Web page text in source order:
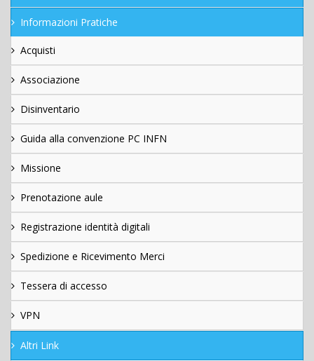
Informazioni Pratiche
Acquisti
Associazione
Disinventario
Guida alla convenzione PC INFN
Missione
Prenotazione aule
Registrazione identità digitali
Spedizione e Ricevimento Merci
Tessera di accesso
VPN
Altri Link